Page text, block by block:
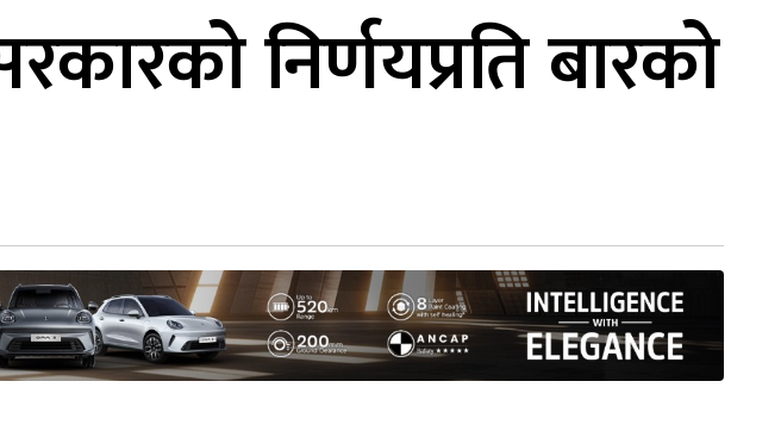
निर्णयप्रति बारको